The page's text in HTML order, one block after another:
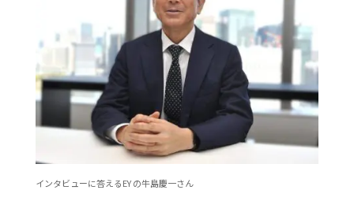
インタビューに答えるEY の牛島慶一さん